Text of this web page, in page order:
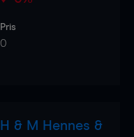
Pris
0
H & M Hennes &